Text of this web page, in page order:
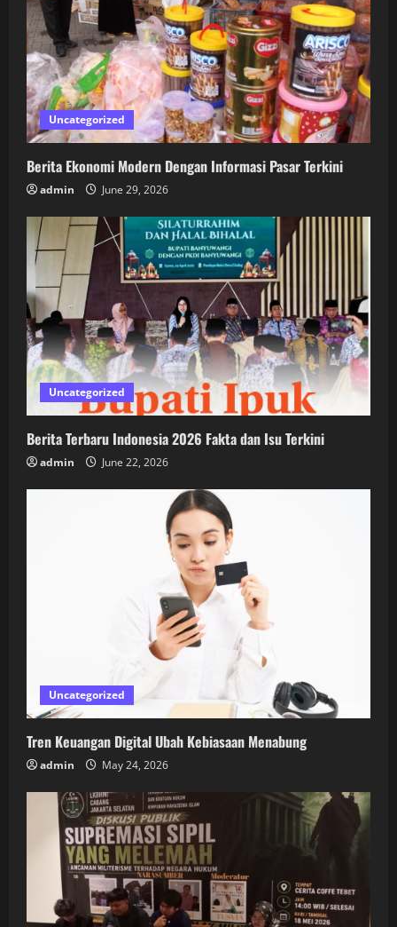
Uncategorized
Berita Ekonomi Modern Dengan Informasi Pasar Terkini
admin June 29, 2026
Uncategorized
Berita Terbaru Indonesia 2026 Fakta dan Isu Terkini
admin June 22, 2026
Uncategorized
Tren Keuangan Digital Ubah Kebiasaan Menabung
admin May 24, 2026